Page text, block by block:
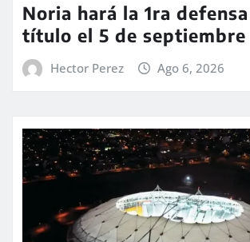
Noria hará la 1ra
título el 5 de septiembre
Hector Perez Ago 6, 2026